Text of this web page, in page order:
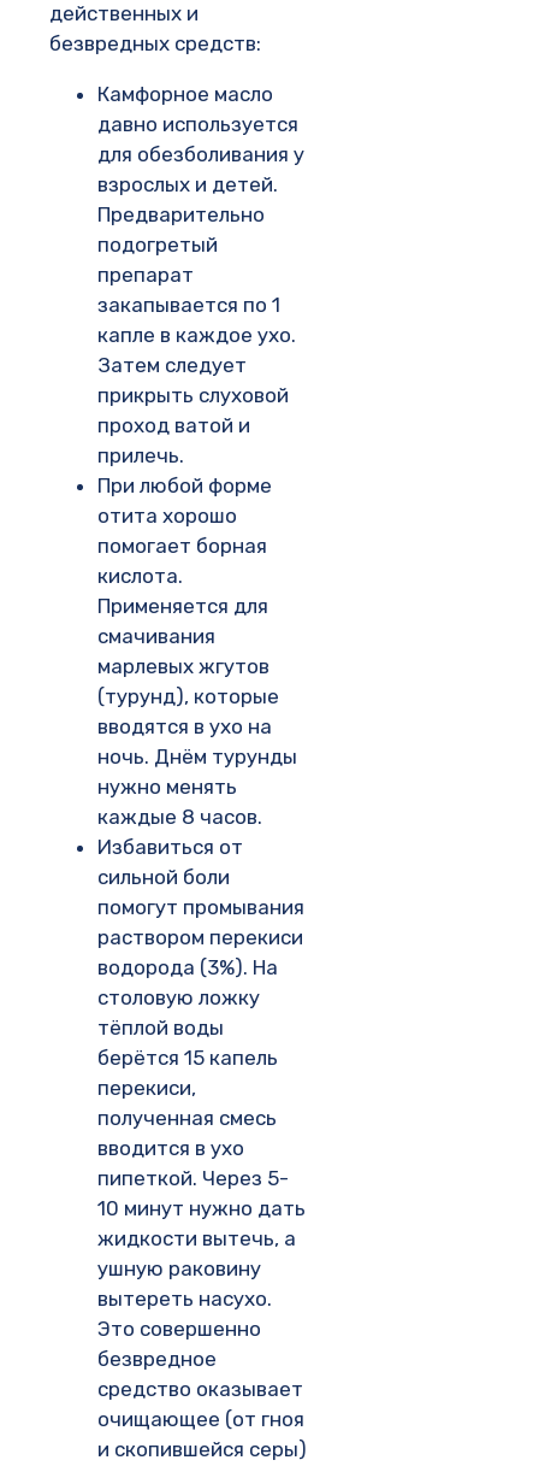
действенных и
безвредных средств:
Камфорное масло
давно используется
для обезболивания у
взрослых и детей.
Предварительно
подогретый
препарат
закапывается по 1
капле в каждое ухо.
Затем следует
прикрыть слуховой
проход ватой и
прилечь.
При любой форме
отита хорошо
помогает борная
кислота.
Применяется для
смачивания
марлевых жгутов
(турунд), которые
вводятся в ухо на
ночь. Днём турунды
нужно менять
каждые 8 часов.
Избавиться от
сильной боли
помогут промывания
раствором перекиси
водорода (3%). На
столовую ложку
тёплой воды
берётся 15 капель
перекиси,
полученная смесь
вводится в ухо
пипеткой. Через 5-
10 минут нужно дать
жидкости вытечь, а
ушную раковину
вытереть насухо.
Это совершенно
безвредное
средство оказывает
очищающее (от гноя
и скопившейся серы)